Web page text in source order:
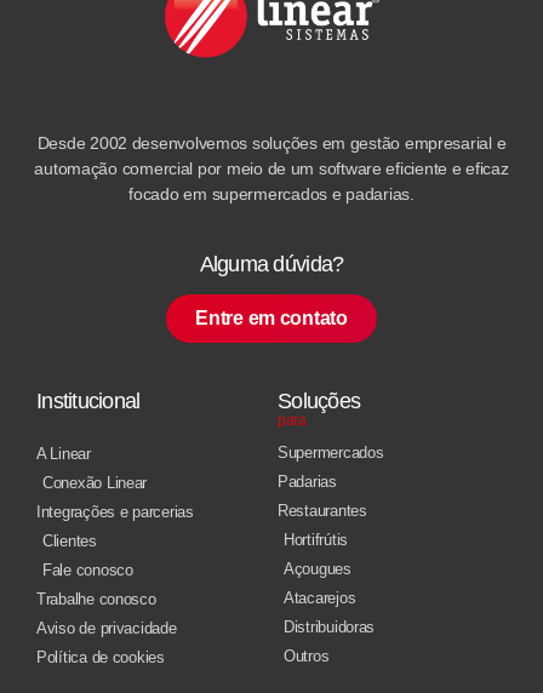
Desde 2002 desenvolvemos soluções em gestão empresarial e
automação comercial por meio de um software eficiente e eficaz
focado em supermercados e padarias.
Alguma dúvida?
Entre em contato
Institucional
A Linear
Conexão Linear
Integrações e parcerias
Clientes
Fale conosco
Trabalhe conosco
Aviso de privacidade
Política de cookies
Soluções
para
Supermercados
Padarias
Restaurantes
Hortifrútis
Açougues
Atacarejos
Distribuidoras
Outros